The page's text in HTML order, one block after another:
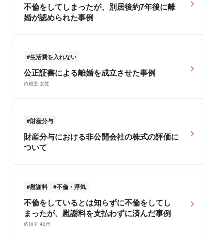
不倫をしてしまったが、別居後約7年後に離
婚が認められた事例
生活費を入れない
公正証書による離婚を成立させた事例
依頼主 女性
財産分与
財産分与における非公開会社の株式の評価に
ついて
慰謝料 不倫・浮気
不倫をしているとは知らずに不倫をしてし
まったが、慰謝料を支払わずに済んだ事例
依頼主 40代